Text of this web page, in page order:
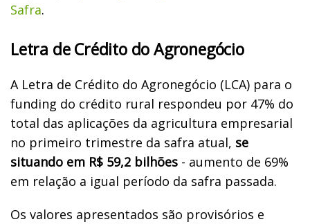
Safra.
Letra de Crédito do Agronegócio
A Letra de Crédito do Agronegócio (LCA) para o
funding do crédito rural respondeu por 47% do
total das aplicações da agricultura empresarial
no primeiro trimestre da safra atual, se
situando em R$ 59,2 bilhões - aumento de 69%
em relação a igual período da safra passada.
Os valores apresentados são provisórios e